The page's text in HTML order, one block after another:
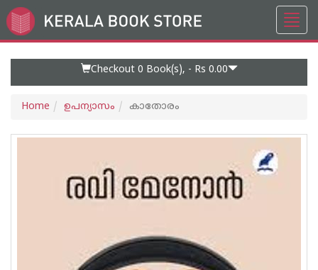
Go
to
Checkout 0 Book(s), - Rs 0.00
Home ഉപന്യാസം കാതോരം